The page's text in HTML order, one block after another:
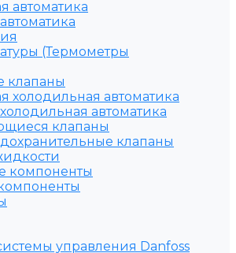
(Термометры
клапаны
автоматика
клапаны
клапаны